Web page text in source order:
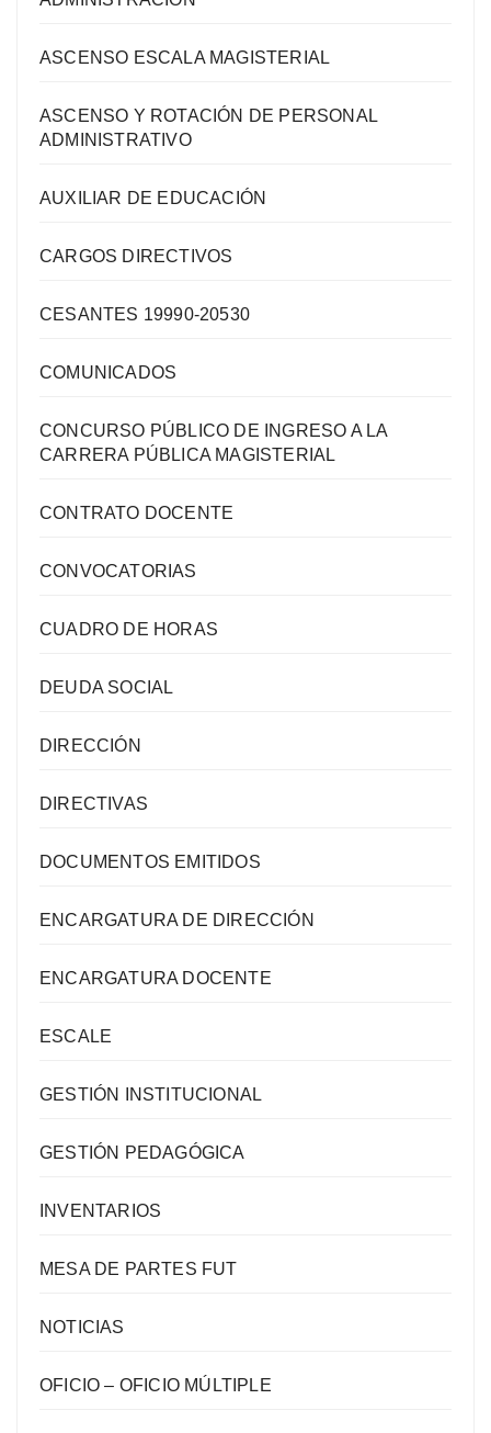
ASCENSO ESCALA MAGISTERIAL
ASCENSO Y ROTACIÓN DE PERSONAL
ADMINISTRATIVO
AUXILIAR DE EDUCACIÓN
CARGOS DIRECTIVOS
CESANTES 19990-20530
COMUNICADOS
CONCURSO PÚBLICO DE INGRESO A LA
CARRERA PÚBLICA MAGISTERIAL
CONTRATO DOCENTE
CONVOCATORIAS
CUADRO DE HORAS
DEUDA SOCIAL
DIRECCIÓN
DIRECTIVAS
DOCUMENTOS EMITIDOS
ENCARGATURA DE DIRECCIÓN
ENCARGATURA DOCENTE
ESCALE
GESTIÓN INSTITUCIONAL
GESTIÓN PEDAGÓGICA
INVENTARIOS
MESA DE PARTES FUT
NOTICIAS
OFICIO – OFICIO MÚLTIPLE